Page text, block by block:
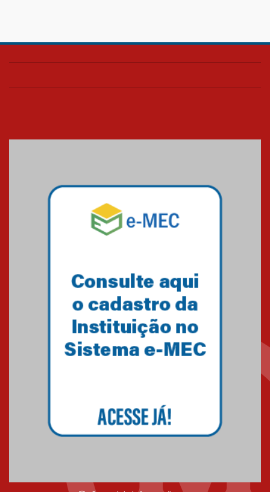
Confira como foi o culto mensal
Mackenzie mobiliza campanha
solidária para apoiar famílias em
Minas Gerais
Primeiro culto do ano ressalta o
27.02.2026